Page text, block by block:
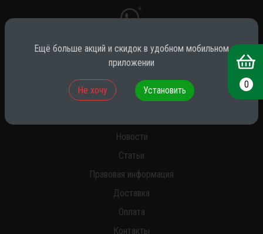
*
* принадлежит компании Meta (признана экстремистской на территории
Новости
Статьи
Правовая информация
Доставка
Оплата
Контакты
0
Ещё больше акций и скидок в удобном мобильном
приложении
Не хочу Установить